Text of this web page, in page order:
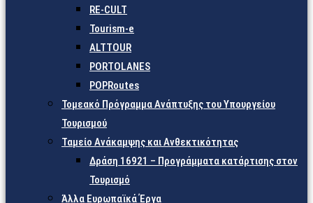
RE-CULT
Tourism-e
ALTTOUR
PORTOLANES
POPRoutes
Τομεακό Πρόγραμμα Ανάπτυξης του Υπουργείου
Τουρισμού
Ταμείο Ανάκαμψης και Ανθεκτικότητας
Δράση 16921 – Προγράμματα κατάρτισης στον
Τουρισμό
Άλλα Ευρωπαϊκά Έργα